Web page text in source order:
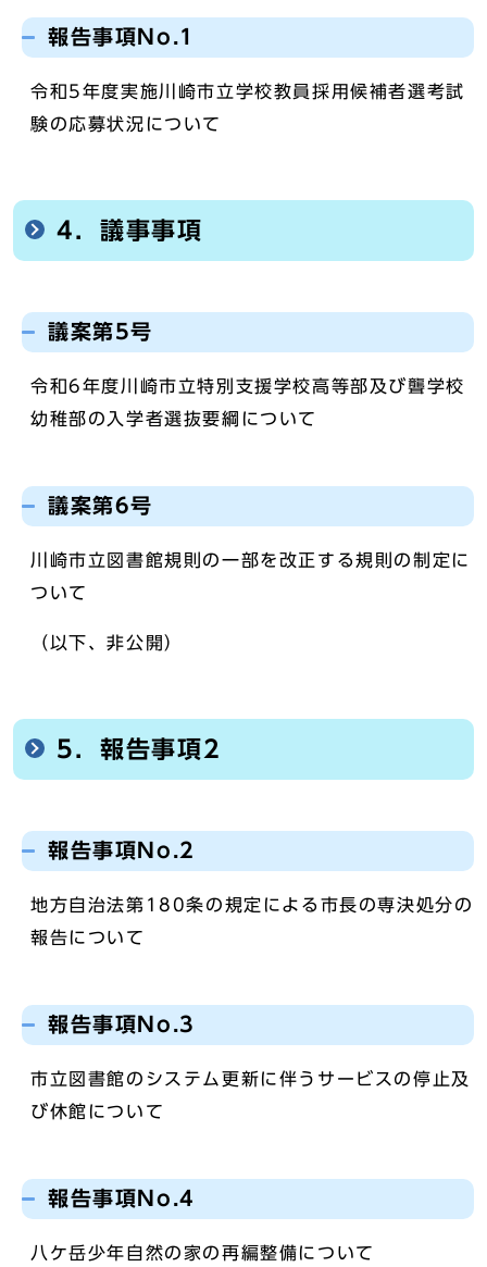
報告事項No.1
令和5年度実施川崎市立学校教員採用候補者選考試
験の応募状況について
4．議事事項
議案第5号
令和6年度川崎市立特別支援学校高等部及び聾学校
幼稚部の入学者選抜要綱について
議案第6号
川崎市立図書館規則の一部を改正する規則の制定に
ついて
（以下、非公開）
5．報告事項2
報告事項No.2
地方自治法第180条の規定による市長の専決処分の
報告について
報告事項No.3
市立図書館のシステム更新に伴うサービスの停止及
び休館について
報告事項No.4
八ケ岳少年自然の家の再編整備について